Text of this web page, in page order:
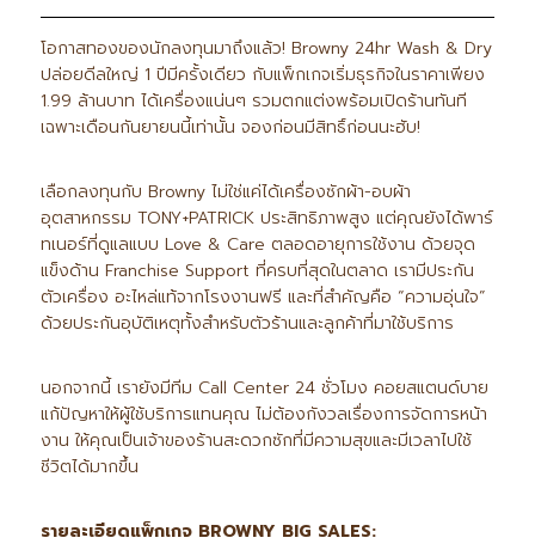
โอกาสทองของนักลงทุนมาถึงแล้ว! Browny 24hr Wash & Dry
ปล่อยดีลใหญ่ 1 ปีมีครั้งเดียว กับแพ็กเกจเริ่มธุรกิจในราคาเพียง
1.99 ล้านบาท ได้เครื่องแน่นๆ รวมตกแต่งพร้อมเปิดร้านทันที
เฉพาะเดือนกันยายนนี้เท่านั้น จองก่อนมีสิทธิ์ก่อนนะฮับ!
เลือกลงทุนกับ Browny ไม่ใช่แค่ได้เครื่องซักผ้า-อบผ้า
อุตสาหกรรม TONY+PATRICK ประสิทธิภาพสูง แต่คุณยังได้พาร์
ทเนอร์ที่ดูแลแบบ Love & Care ตลอดอายุการใช้งาน ด้วยจุด
แข็งด้าน Franchise Support ที่ครบที่สุดในตลาด เรามีประกัน
ตัวเครื่อง อะไหล่แท้จากโรงงานฟรี และที่สำคัญคือ “ความอุ่นใจ”
ด้วยประกันอุบัติเหตุทั้งสำหรับตัวร้านและลูกค้าที่มาใช้บริการ
นอกจากนี้ เรายังมีทีม Call Center 24 ชั่วโมง คอยสแตนด์บาย
แก้ปัญหาให้ผู้ใช้บริการแทนคุณ ไม่ต้องกังวลเรื่องการจัดการหน้า
งาน ให้คุณเป็นเจ้าของร้านสะดวกซักที่มีความสุขและมีเวลาไปใช้
ชีวิตได้มากขึ้น
รายละเอียดแพ็กเกจ BROWNY BIG SALES: